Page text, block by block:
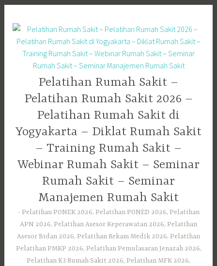
Skip
content
Pelatihan Rumah Sakit –
Pelatihan Rumah Sakit 2026 –
Pelatihan Rumah Sakit di
Yogyakarta – Diklat Rumah Sakit
– Training Rumah Sakit –
Webinar Rumah Sakit – Seminar
Rumah Sakit – Seminar
Manajemen Rumah Sakit
Pelatihan PONEK 2026, Pelatihan PONED 2026, Pelatihan
APN 2026, Pelatihan Asesor Keperawatan 2026, Pelatihan
Asesor Bidan 2026, Pelatihan Rekam Medik 2026, Pelatihan
Pelatihan PMKP 2026, Pelatihan Pemulasaran Jenazah 2026,
Pelatihan K3 Rumah Sakit 2026, Pelatihan MFK 2026,